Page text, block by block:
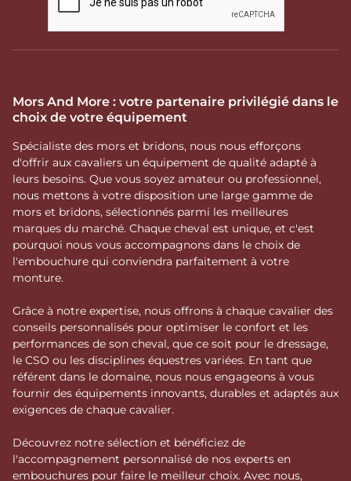
Mors And More : votre partenaire privilégié dans le
choix de votre équipement
Spécialiste des mors et bridons, nous nous efforçons
d'offrir aux cavaliers un équipement de qualité adapté à
leurs besoins. Que vous soyez amateur ou professionnel,
nous mettons à votre disposition une large gamme de
mors et bridons, sélectionnés parmi les meilleures
marques du marché. Chaque cheval est unique, et c'est
pourquoi nous vous accompagnons dans le choix de
l'embouchure qui conviendra parfaitement à votre
monture.
Grâce à notre expertise, nous offrons à chaque cavalier des
conseils personnalisés pour optimiser le confort et les
performances de son cheval, que ce soit pour le dressage,
le CSO ou les disciplines équestres variées. En tant que
référent dans le domaine, nous nous engageons à vous
fournir des équipements innovants, durables et adaptés aux
exigences de chaque cavalier.
Découvrez notre sélection et bénéficiez de
l'accompagnement personnalisé de nos experts en
embouchures pour faire le meilleur choix. Avec nous,